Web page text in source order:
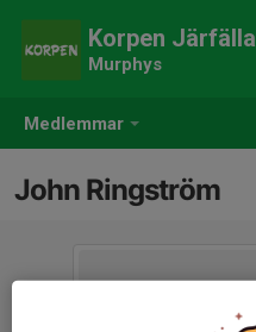
Medlemmar
Korpen Järfälla
Murphys
John Ringström